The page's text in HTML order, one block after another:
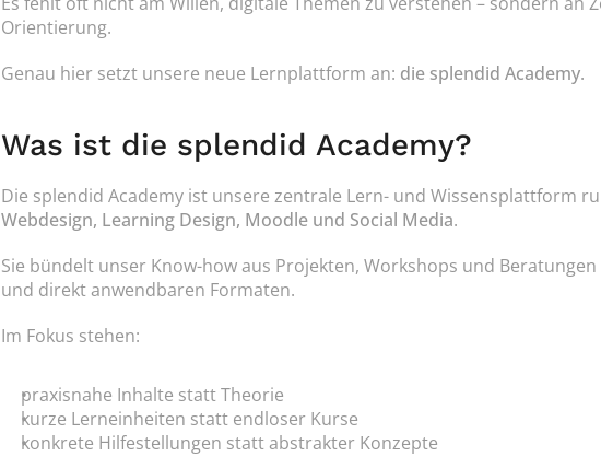
Orientierung.
Genau hier setzt unsere neue Lernplattform an: die splendid Academy.
Was ist die splendid Academy?
Die splendid Academy ist unsere zentrale Lern- und Wissensplattform
Webdesign, Learning Design, Moodle und Social Media.
Sie bündelt unser Know-how aus Projekten, Workshops und
und direkt anwendbaren Formaten.
Im Fokus stehen:
praxisnahe Inhalte statt Theorie
kurze Lerneinheiten statt endloser Kurse
konkrete Hilfestellungen statt abstrakter Konzepte